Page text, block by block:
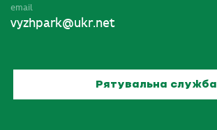
email
vyzhpark@ukr.net
Рятувальна служба